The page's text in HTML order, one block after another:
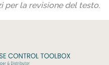
per la revisione del testo.